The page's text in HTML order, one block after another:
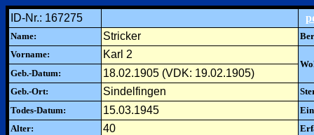
ID-Nr.: 167275
Name: Stricker
Vorname:
Karl 2
Geb.-Datum:
18.02.1905 (VDK: 19.02.1905)
Geb.-Ort: Sindelfingen
Todes-Datum:
15.03.1945
Alter:
40